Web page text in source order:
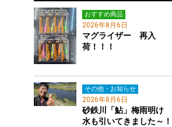
おすすめ商品
2026年8月6日
マグライザー 再入
荷！！！
その他・お知らせ
2026年8月6日
砂鉄川「鮎」梅雨明け
水も引いてきました～！